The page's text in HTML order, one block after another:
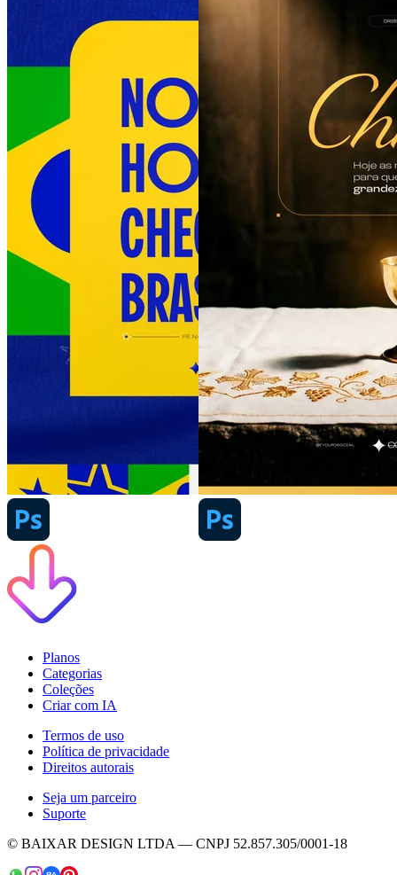
Planos
Categorias
Coleções
Criar com IA
Termos de uso
Política de privacidade
Direitos autorais
Seja um parceiro
Suporte
© BAIXAR DESIGN LTDA — CNPJ 52.857.305/0001-18